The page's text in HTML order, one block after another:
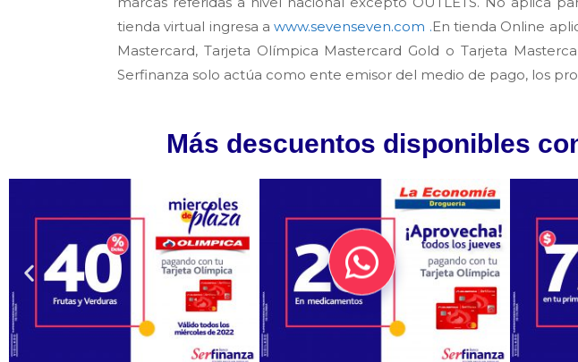
tienda virtual ingresa awww.sevenseven.com .En tienda Online
Mastercard, Tarjeta Olímpica Mastercard Gold o Tarjeta
Serfinanza solo actúa como ente emisor del medio de pago, los
Más descuentos disponibles